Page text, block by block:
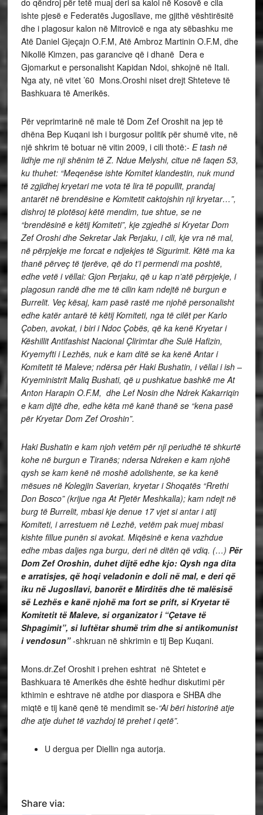
do qëndroj për tetë muaj deri sa kaloi në Kosovë e cila
ishte pjesë e Federatës Jugosllave, me gjithë vështirësitë
dhe i plagosur kalon në Mitrovicë e nga aty sëbashku me
Atë Daniel Gjeçajn O.F.M, Atë Ambroz Martinin O.F.M, dhe
Nikollë Kimzen, pas garancive që i dhanë Dera e
Gjomarkut e personalisht Kapidan Ndoi, shkojnë në Itali.
Nga aty, në vitet ’60 Mons.Oroshi niset drejt Shteteve të
Bashkuara të Amerikës.
Për veprimtarinë në male të Dom Zef Oroshit na jep të
dhëna Bep Kuqani ish i burgosur politik për shumë vite, në
një shkrim të botuar në vitin 2009, i cili thotë:- E tash në
lidhje me nji shënim të Z. Ndue Melyshi, citue në faqen 53,
ku thuhet: “Meqenëse ishte Komitet klandestin, nuk mund
të zgjidhej kryetari me vota të lira të popullit, prandaj
antarët në brendësine e Komitetit caktojshin nji kryetar…”,
dishroj të plotësoj këtë mendim, tue shtue, se ne
“brendësinë e këtij Komiteti”, kje zgjedhë si Kryetar Dom
Zef Oroshi dhe Sekretar Jak Perjaku, i cili, kje vra në mal,
në përpjekje me forcat e ndjekjes të Sigurimit. Këtë ma ka
thanë përveç të tjerëve, që do t’i permendi ma poshtë,
edhe vetë i vëllai: Gjon Perjaku, që u kap n’atë përpjekje, i
plagosun randë dhe me të cilin kam ndejtë në burgun e
Burrelit. Veç kësaj, kam pasë rastë me njohë personalisht
edhe katër antarë të këtij Komiteti, nga të cilët per Karlo
Çoben, avokat, i biri i Ndoc Çobës, që ka kenë Kryetar i
Këshillit Antifashist Nacional Çlirimtar dhe Sulë Hafizin,
Kryemyfti i Lezhës, nuk e kam ditë se ka kenë Antar i
Komitetit të Maleve; ndërsa për Haki Bushatin, i vëllai i ish –
Kryeministrit Maliq Bushati, që u pushkatue bashkë me At
Anton Harapin O.F.M, dhe Lef Nosin dhe Ndrek Kakarriqin
e kam dijtë dhe, edhe këta më kanë thanë se “kena pasë
për Kryetar Dom Zef Oroshin”.
Haki Bushatin e kam njoh vetëm për nji periudhë të shkurtë
kohe në burgun e Tiranës; ndersa Ndreken e kam njohë
qysh se kam kenë në moshë adolishente, se ka kenë
mësues në Kolegjin Saverian, kryetar i Shoqatës “Rrethi
Don Bosco” (krijue nga At Pjetër Meshkalla); kam ndejt në
burg të Burrelit, mbasi kje denue 17 vjet si antar i atij
Komiteti, i arrestuem në Lezhë, vetëm pak muej mbasi
kishte fillue punën si avokat. Miqësinë e kena vazhdue
edhe mbas daljes nga burgu, deri në ditën që vdiq. (…) Për
Dom Zef Oroshin, duhet dijtë edhe kjo: Qysh nga dita
e arratisjes, që hoqi veladonin e doli në mal, e deri që
iku në Jugosllavi, banorët e Mirditës dhe të malësisë
së Lezhës e kanë njohë ma fort se prift, si Kryetar të
Komitetit të Maleve, si organizator i “Çetave të
Shpagimit”, si luftëtar shumë trim dhe si antikomunist
i vendosun”-shkruan në shkrimin e tij Bep Kuqani.
Mons.dr.Zef Oroshit i prehen eshtrat në Shtetet e
Bashkuara të Amerikës dhe është hedhur diskutimi për
kthimin e eshtrave në atdhe por diaspora e SHBA dhe
miqtë e tij kanë qenë të mendimit se-“Ai bëri historinë atje
dhe atje duhet të vazhdoj të prehet i qetë”.
U dergua per Diellin nga autorja.
Share via: